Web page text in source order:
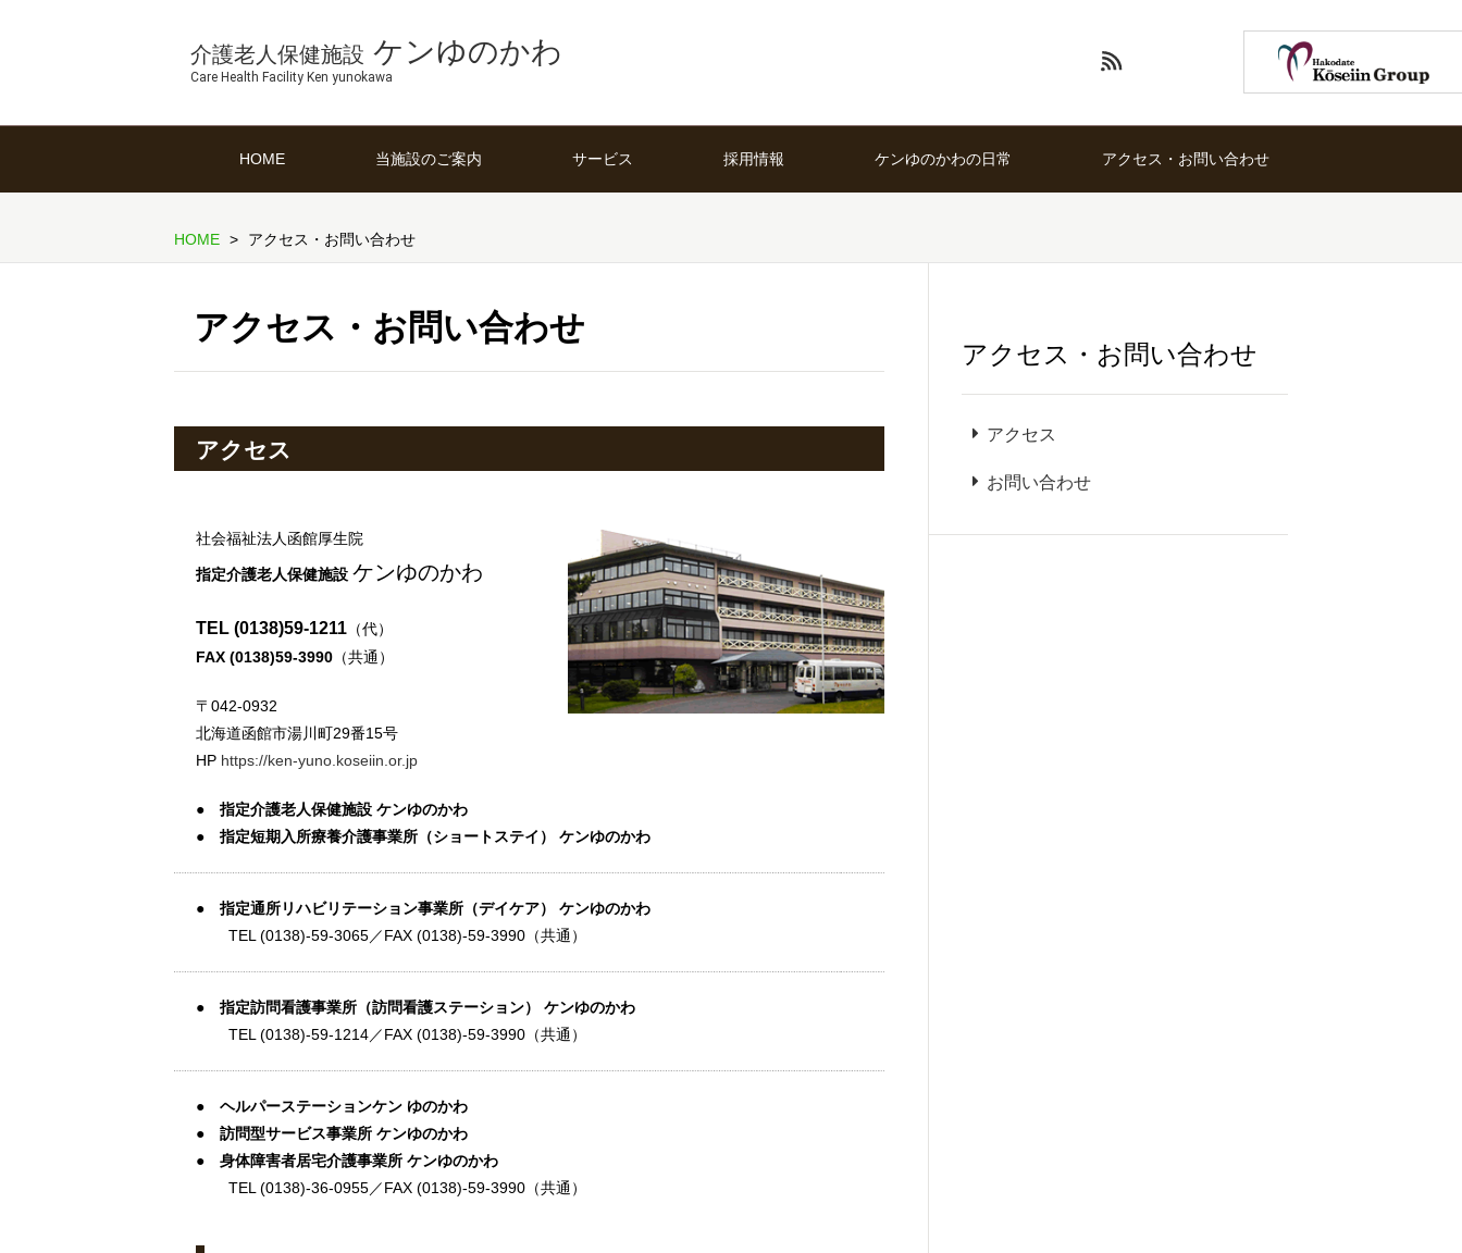
介護老人保健施設 ケンゆのかわ
Care Health Facility Ken yunokawa
HOME 当施設のご案内 サービス 採用情報 ケンゆのかわの日常 アクセス・お問い合わせ
HOME アクセス・お問い合わせ
アクセス・お問い合わせ
アクセス
お問い合わせ
アクセス・お問い合わせ
アクセス
社会福祉法人函館厚生院
指定介護老人保健施設 ケンゆのかわ
TEL (0138)59-1211 （代）
FAX (0138)59-3990 （共通）
〒042-0932
北海道函館市湯川町29番15号
HP https://ken-yuno.koseiin.or.jp
● 指定介護老人保健施設 ケンゆのかわ
● 指定短期入所療養介護事業所（ショートステイ） ケンゆのかわ
● 指定通所リハビリテーション事業所（デイケア） ケンゆのかわ
TEL (0138)-59-3065／FAX (0138)-59-3990（共通）
● 指定訪問看護事業所（訪問看護ステーション） ケンゆのかわ
TEL (0138)-59-1214／FAX (0138)-59-3990（共通）
● ヘルパーステーションケン ゆのかわ
● 訪問型サービス事業所 ケンゆのかわ
● 身体障害者居宅介護事業所 ケンゆのかわ
TEL (0138)-36-0955／FAX (0138)-59-3990（共通）